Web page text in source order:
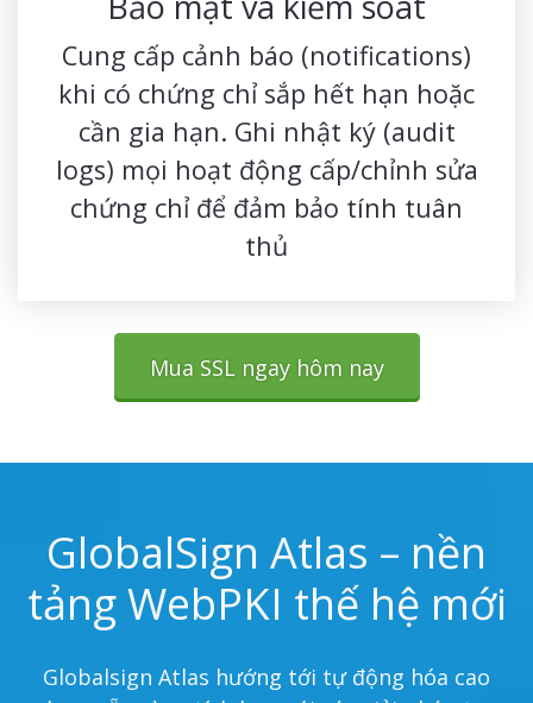
Cung cấp cảnh báo (notifications)
khi có chứng chỉ sắp hết hạn hoặc
cần gia hạn. Ghi nhật ký (audit
logs) mọi hoạt động cấp/chỉnh sửa
chứng chỉ để đảm bảo tính tuân
thủ
Mua SSL ngay hôm nay
GlobalSign Atlas – nền
tảng WebPKI thế hệ mới
Globalsign Atlas hướng tới tự động hóa cao